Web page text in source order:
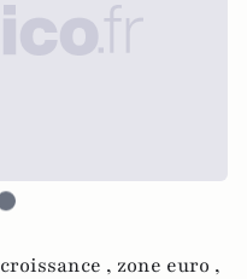
croissance , zone euro ,